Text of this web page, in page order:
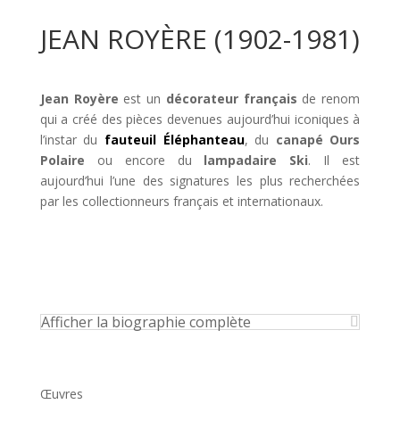
JEAN ROYÈRE (1902-1981)
Jean Royère est un décorateur français de renom
qui a créé des pièces devenues aujourd’hui iconiques à
l’instar du fauteuil Éléphanteau, du canapé Ours
Polaire ou encore du lampadaire Ski. Il est
aujourd’hui l’une des signatures les plus recherchées
par les collectionneurs français et internationaux.
Afficher la biographie complète
Œuvres